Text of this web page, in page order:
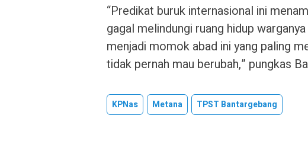
“Predikat buruk internasional ini
gagal melindungi ruang hidup
menjadi momok abad ini yang paling
tidak pernah mau berubah,” pungkas
KPNas Metana TPST Bantargebang